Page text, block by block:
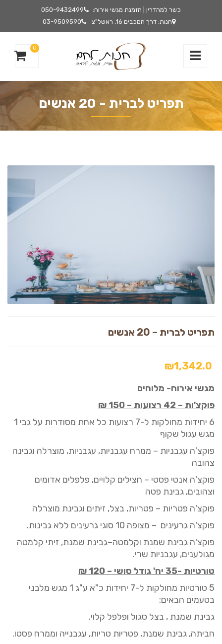
כשר למהדרין | הזמנת מגשי אירוח:
050-9432499
חנות: דרך המכבים 16, ראשל"צ
03-9509590
0
תפריט לברית - 20 אנשים
תפריט לברית – 20 אנשים
₪1,342.0
מגשי אירוח- מלוחים
פוקצ'ות – 42 רצועות – 150
₪
6 יחידות מחולקות ל
-7 רצועות כל אחת מסודרות על גבי 1
מגש עגול שקוף
פוקצ'ה עגבניות – ממרח עגבניות, עגבניות, מוצרלה וגבינה
צהובה
פוקצ'ה אנטי פסטי – חצילים קלויים, פלפלים אדומים
וצהובים, גבינת פטה
פוקצ'ה פטריות – פטריות, בצל, זיתים וגבינת מוצרלה
פוקצ'ה גרעינים – מצופה 10 סוגי גרעינים ללא גבינות.
פוקצ'ה גבינת שמנת וקלמטה–גבינת שמנת, זיתי קלמטה
מגולענים, עגבניות שרי.
טורטיות -35 יח' גודל סושי –
120
₪
5 טורטיות מחולקות ל-7 יחידות כ"א ע"ג 1 מגש מלבני
בטעמים הבאים:
גבינת שמנת , בצל סגול ופלפל קלוי.
חביתה, גבינת שמנת, פטריות טריות, עגבנייה וממרח פסטו.